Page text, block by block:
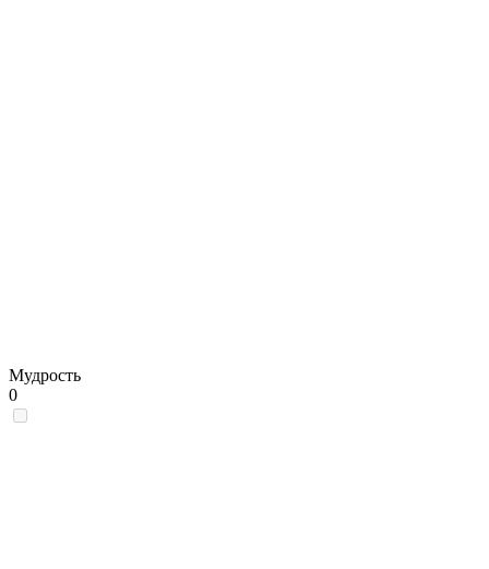
Мудрость
0